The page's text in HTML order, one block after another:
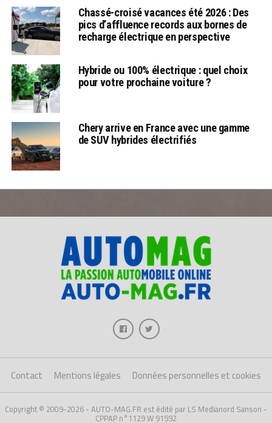
Chassé-croisé vacances été 2026 : Des
pics d’affluence records aux bornes de
recharge électrique en perspective
Hybride ou 100% électrique : quel choix
pour votre prochaine voiture ?
Chery arrive en France avec une gamme
de SUV hybrides électrifiés
Contact Mentions légales Données personnelles et cookies
Copyright © 2009-2026 - AUTO-MAG.FR est édité par LS Medianord Sanson -
CPPAP n°1129 W 91592